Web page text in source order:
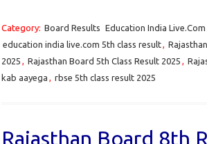
Category: Board Results Education India Live.Com
education india live.com 5th class result,
2025 , Rajasthan Board 5th Class Result 2025 ,
kab aayega , rbse 5th class result 2025
Rajasthan Board 8th